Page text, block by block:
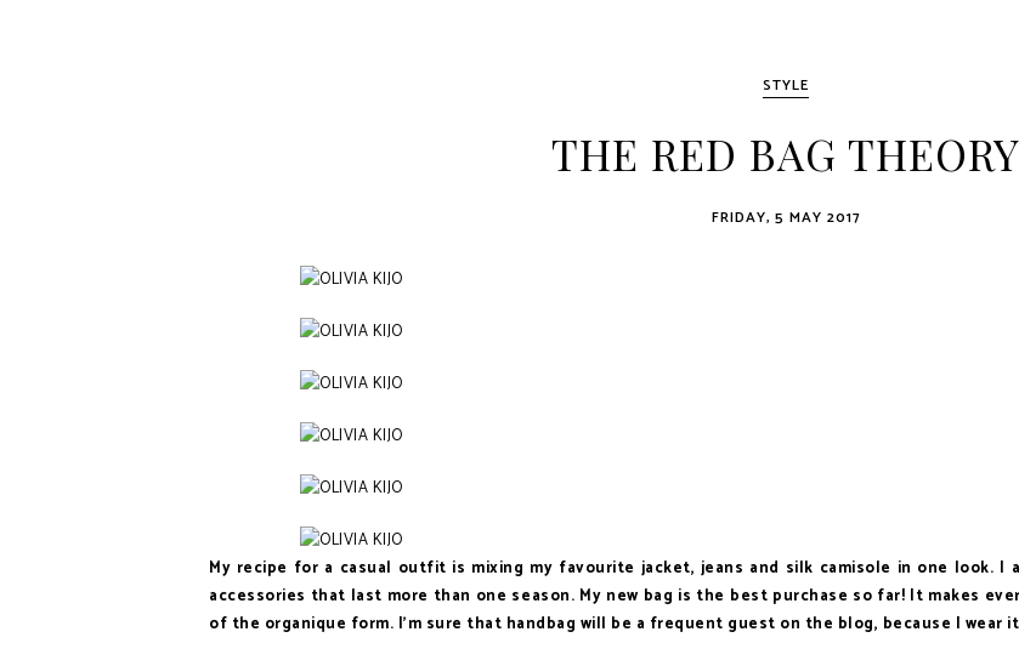
STYLE
THE RED BAG THEORY
FRIDAY, 5 MAY 2017
My recipe for a casual outfit is mixing my favourite jacket, jeans and silk camisole in one look.
accessories that last more than one season. My new bag is the best purchase so far! It makes
of the organique form. I'm sure that handbag will be a frequent guest on the blog, because I wear